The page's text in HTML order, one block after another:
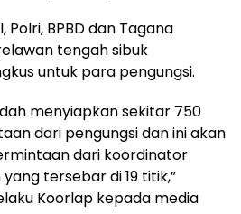
BPBD dan Tagana
tengah sibuk
untuk para pengungsi.
menyiapkan sekitar 750
dari pengungsi dan ini akan
dari koordinator
tersebar di 19 titik,”
Koorlap kepada media